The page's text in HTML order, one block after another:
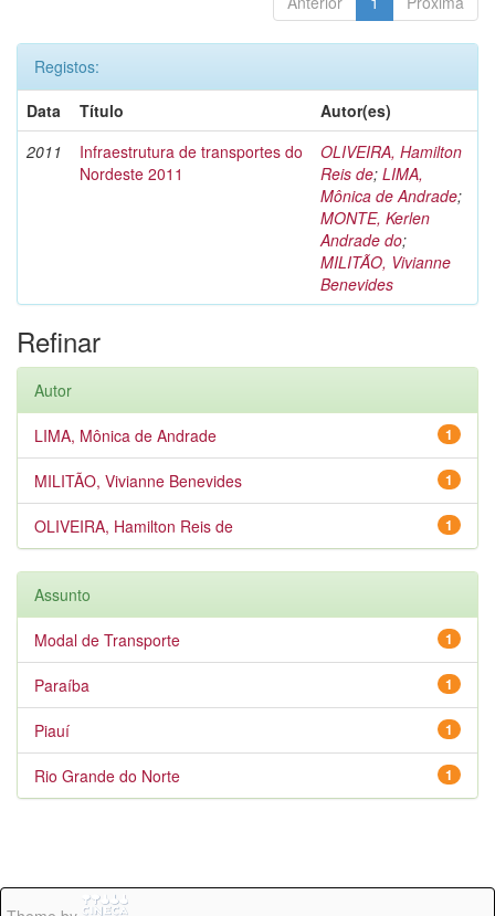
Registos:
Data
Título
Autor(es)
2011
Infraestrutura de transportes do
Nordeste 2011
OLIVEIRA, Hamilton
Reis de; LIMA,
Mônica de Andrade;
MONTE, Kerlen
Andrade do;
MILITÃO, Vivianne
Benevides
Refinar
Autor
1
LIMA, Mônica de Andrade
1
MILITÃO, Vivianne Benevides
1
OLIVEIRA, Hamilton Reis de
Assunto
1
Modal de Transporte
1
Paraíba
1
Piauí
1
Rio Grande do Norte